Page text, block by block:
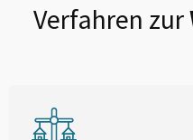
Verfahren zur